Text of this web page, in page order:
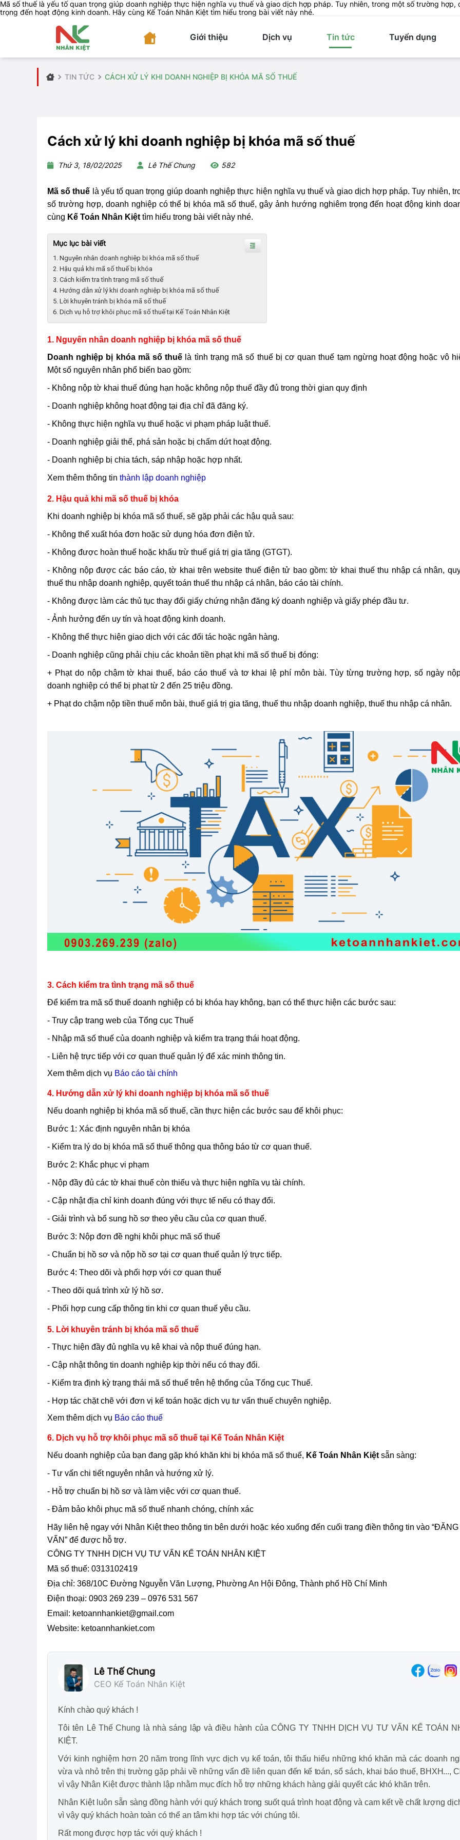
Mã số thuế là yếu tố quan trọng giúp doanh nghiệp thực hiện nghĩa vụ thuế và giao dịch hợp pháp. Tuy nhiên, trong một số trường
trọng đến hoạt động kinh doanh. Hãy cùng Kế Toán Nhân Kiệt tìm hiểu trong bài viết này nhé.
Giới thiệu Dịch vụ Tin tức Tuyển dụng
TIN TỨC CÁCH XỬ LÝ KHI DOANH NGHIỆP BỊ KHÓA MÃ SỐ THUẾ
Cách xử lý khi doanh nghiệp bị khóa mã số thuế
Thứ 3, 18/02/2025 Lê Thế Chung 582
Mã số thuế là yếu tố quan trọng giúp doanh nghiệp thực hiện nghĩa vụ thuế và giao dịch hợp pháp. Tuy nhiên,
số trường hợp, doanh nghiệp có thể bị khóa mã số thuế, gây ảnh hướng nghiêm trọng đến hoạt động kinh
cùng Kế Toán Nhân Kiệt tìm hiểu trong bài viết này nhé.
Mục lục bài viết
1. Nguyên nhân doanh nghiệp bị khóa mã số thuế
2. Hậu quả khi mã số thuế bị khóa
3. Cách kiểm tra tình trạng mã số thuế
4. Hướng dẫn xử lý khi doanh nghiệp bị khóa mã số thuế
5. Lời khuyên tránh bị khóa mã số thuế
6. Dịch vụ hỗ trợ khôi phục mã số thuế tại Kế Toán Nhân Kiệt
1. Nguyên nhân doanh nghiệp bị khóa mã số thuế
Doanh nghiệp bị khóa mã số thuế là tình trạng mã số thuế bị cơ quan thuế tạm ngừng hoạt động hoặc vô
Một số nguyên nhân phổ biến bao gồm:
- Không nộp tờ khai thuế đúng hạn hoặc không nộp thuế đầy đủ trong thời gian quy định
- Doanh nghiệp không hoạt động tại địa chỉ đã đăng ký.
- Không thực hiện nghĩa vụ thuế hoặc vi phạm pháp luật thuế.
- Doanh nghiệp giải thể, phá sản hoặc bị chấm dứt hoạt động.
- Doanh nghiệp bị chia tách, sáp nhập hoặc hợp nhất.
Xem thêm thông tin thành lập doanh nghiệp
2. Hậu quả khi mã số thuế bị khóa
Khi doanh nghiệp bị khóa mã số thuế, sẽ gặp phải các hậu quả sau:
- Không thể xuất hóa đơn hoặc sử dụng hóa đơn điện tử.
- Không được hoàn thuế hoặc khấu trừ thuế giá trị gia tăng (GTGT).
- Không nộp được các báo cáo, tờ khai trên website thuế điện tử bao gồm: tờ khai thuế thu nhập cá nhân,
thuế thu nhập doanh nghiệp, quyết toán thuế thu nhập cá nhân, báo cáo tài chính.
- Không được làm các thủ tục thay đổi giấy chứng nhận đăng ký doanh nghiệp và giấy phép đầu tư.
- Ảnh hưởng đến uy tín và hoạt động kinh doanh.
- Không thể thực hiện giao dịch với các đối tác hoặc ngân hàng.
- Doanh nghiệp cũng phải chịu các khoản tiền phạt khi mã số thuế bị đóng:
+ Phạt do nộp chậm tờ khai thuế, báo cáo thuế và tơ khai lệ phí môn bài. Tùy từng trường hợp, số ngày
doanh nghiệp có thể bị phạt từ 2 đến 25 triệu đồng.
+ Phạt do chậm nộp tiền thuế môn bài, thuế giá trị gia tăng, thuế thu nhập doanh nghiệp, thuế thu nhập cá nhân.
3. Cách kiểm tra tình trạng mã số thuế
Để kiểm tra mã số thuế doanh nghiệp có bị khóa hay không, bạn có thể thực hiện các bước sau:
- Truy cập trang web của Tổng cục Thuế
- Nhập mã số thuế của doanh nghiệp và kiểm tra trạng thái hoạt động.
- Liên hệ trực tiếp với cơ quan thuế quản lý để xác minh thông tin.
Xem thêm dịch vụ Báo cáo tài chính
4. Hướng dẫn xử lý khi doanh nghiệp bị khóa mã số thuế
Nếu doanh nghiệp bị khóa mã số thuế, cần thực hiện các bước sau để khôi phục:
Bước 1: Xác định nguyên nhân bị khóa
- Kiểm tra lý do bị khóa mã số thuế thông qua thông báo từ cơ quan thuế.
Bước 2: Khắc phục vi phạm
- Nộp đầy đủ các tờ khai thuế còn thiếu và thực hiện nghĩa vụ tài chính.
- Cập nhật địa chỉ kinh doanh đúng với thực tế nếu có thay đổi.
- Giải trình và bổ sung hồ sơ theo yêu cầu của cơ quan thuế.
Bước 3: Nộp đơn đề nghị khôi phục mã số thuế
- Chuẩn bị hồ sơ và nộp hồ sơ tại cơ quan thuế quản lý trực tiếp.
Bước 4: Theo dõi và phối hợp với cơ quan thuế
- Theo dõi quá trình xử lý hồ sơ.
- Phối hợp cung cấp thông tin khi cơ quan thuế yêu cầu.
5. Lời khuyên tránh bị khóa mã số thuế
- Thực hiện đầy đủ nghĩa vụ kê khai và nộp thuế đúng hạn.
- Cập nhật thông tin doanh nghiệp kịp thời nếu có thay đổi.
- Kiểm tra định kỳ trạng thái mã số thuế trên hệ thống của Tổng cục Thuế.
- Hợp tác chặt chẽ với đơn vị kế toán hoặc dịch vụ tư vấn thuế chuyên nghiệp.
Xem thêm dịch vụ Báo cáo thuế
6. Dịch vụ hỗ trợ khôi phục mã số thuế tại Kế Toán Nhân Kiệt
Nếu doanh nghiệp của bạn đang gặp khó khăn khi bị khóa mã số thuế, Kế Toán Nhân Kiệt sẵn sàng:
- Tư vấn chi tiết nguyên nhân và hướng xử lý.
- Hỗ trợ chuẩn bị hồ sơ và làm việc với cơ quan thuế.
- Đảm bảo khôi phục mã số thuế nhanh chóng, chính xác
Hãy liên hệ ngay với Nhân Kiệt theo thông tin bên dưới hoặc kéo xuống đến cuối trang điền thông tin vào
VẤN” để được hỗ trợ.
CÔNG TY TNHH DỊCH VỤ TƯ VẤN KẾ TOÁN NHÂN KIỆT
Mã số thuế: 0313102419
Địa chỉ: 368/10C Đường Nguyễn Văn Lượng, Phường An Hội Đông, Thành phố Hồ Chí Minh
Điện thoại: 0903 269 239 – 0976 531 567
Email: ketoannhankiet@gmail.com
Website: ketoannhankiet.com
Lê Thế Chung
CEO Kế Toán Nhân Kiệt
Kính chào quý khách !
Tôi tên Lê Thế Chung là nhà sáng lập và điều hành của CÔNG TY TNHH DỊCH VỤ TƯ VẤN KẾ TOÁN
KIỆT.
Với kinh nghiệm hơn 20 năm trong lĩnh vực dịch vụ kế toán, tôi thấu hiểu những khó khăn mà các doanh
vừa và nhỏ trên thị trường gặp phải về những vấn đề liên quan đến kế toán, sổ sách, khai báo thuế, BHXH...,
vì vậy Nhân Kiệt được thành lập nhằm mục đích hỗ trợ những khách hàng giải quyết các khó khăn trên.
Nhân Kiệt luôn sẵn sàng đồng hành với quý khách trong suốt quá trình hoạt động và cam kết về chất lượng
vì vậy quý khách hoàn toàn có thể an tâm khi hợp tác với chúng tôi.
Rất mong được hợp tác với quý khách !